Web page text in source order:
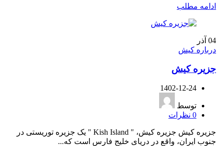
ادامه مطلب
04 آذر
درباره کیش
جزیره کیش
1402-12-24
توسط
0 نظرات
جزیره کیش جزیره کیش، " Kish Island " یک جزیره توریستی در
جنوب ایران، واقع در دریای خلیج فارس است که...